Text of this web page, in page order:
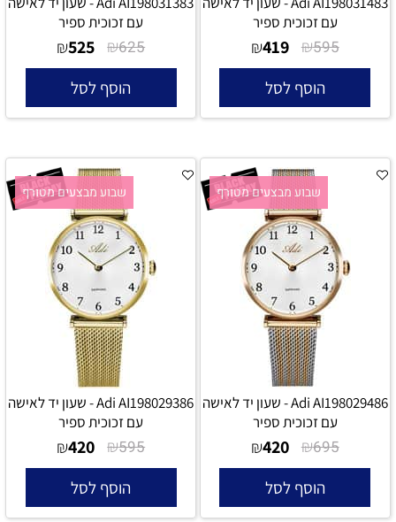
עם זכוכית ספיר
₪595
₪419
הוסף לסל
עם זכוכית ספיר
₪625
₪525
הוסף לסל
שבוע מבצעים מטורף
Adi AI198029486 - שעון יד לאישה
עם זכוכית ספיר
₪695
₪420
הוסף לסל
שבוע מבצעים מטורף
Adi AI198029386 - שעון יד לאישה
עם זכוכית ספיר
₪595
₪420
הוסף לסל